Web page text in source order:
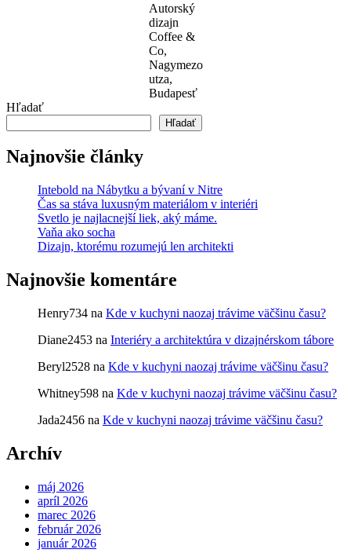
Autorský
dizajn
Coffee &
Co,
Nagymezo
utza,
Budapesť
Hľadať
Hľadať
Najnovšie články
Intebold na Nábytku a bývaní v Nitre
Čas sa stáva luxusným materiálom v interiéri
Svetlo je najlacnejší liek, aký máme.
Vaňa ako socha
Dizajn, ktorému rozumejú len architekti
Najnovšie komentáre
Henry734 na Kde v kuchyni naozaj trávime väčšinu času?
Diane2453 na Interiéry a architektúra v dizajnérskom tábore
Beryl2528 na Kde v kuchyni naozaj trávime väčšinu času?
Whitney598 na Kde v kuchyni naozaj trávime väčšinu času?
Jada2456 na Kde v kuchyni naozaj trávime väčšinu času?
Archív
máj 2026
apríl 2026
marec 2026
február 2026
január 2026